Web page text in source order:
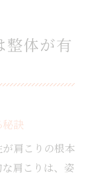
整体が有
秘訣
肩こりの根本
肩こりは、姿